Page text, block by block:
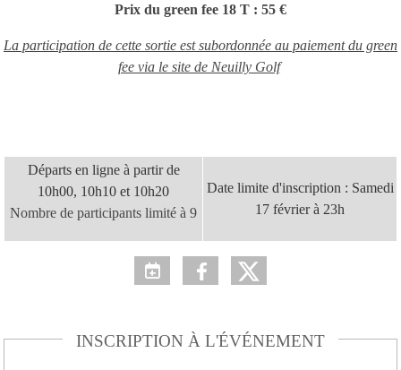
Prix du green fee 18 T : 55 €
La participation de cette sortie est subordonnée au paiement du green
fee via le site de Neuilly Golf
Départs en ligne à partir de
10h00, 10h10 et 10h20
Nombre de participants limité à 9
Date limite d'inscription : Samedi
17 février à 23h
INSCRIPTION À L'ÉVÉNEMENT